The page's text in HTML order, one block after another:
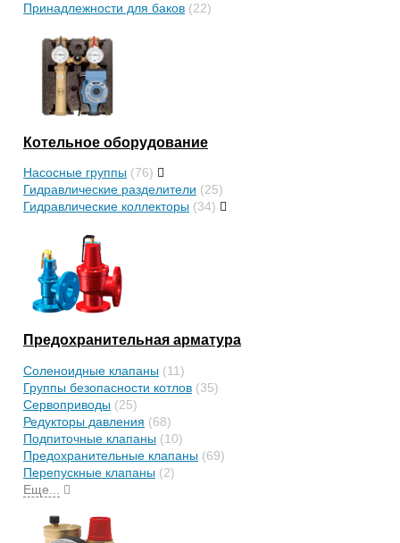
Принадлежности для баков (22)
Котельное оборудование
Насосные группы (76)
Гидравлические разделители (25)
Гидравлические коллекторы (34)
Предохранительная арматура
Соленоидные клапаны (11)
Группы безопасности котлов (35)
Сервоприводы (25)
Редукторы давления (68)
Подпиточные клапаны (10)
Предохранительные клапаны (69)
Перепускные клапаны (2)
Еще...